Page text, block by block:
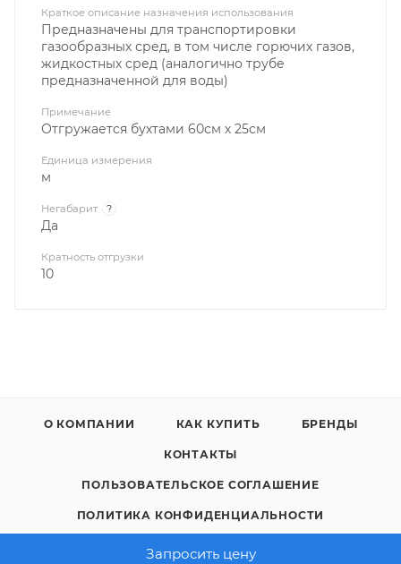
Запросить цену
Краткое описание назначения использования
Предназначены для транспортировки
газообразных сред, в том числе горючих газов,
жидкостных сред (аналогично трубе
предназначенной для воды)
Примечание
Отгружается бухтами 60см х 25см
Единица измерения
м
Негабарит ?
Да
Кратность отгрузки
10
О КОМПАНИИ КАК КУПИТЬ БРЕНДЫ
КОНТАКТЫ
ПОЛЬЗОВАТЕЛЬСКОЕ СОГЛАШЕНИЕ
ПОЛИТИКА КОНФИДЕНЦИАЛЬНОСТИ